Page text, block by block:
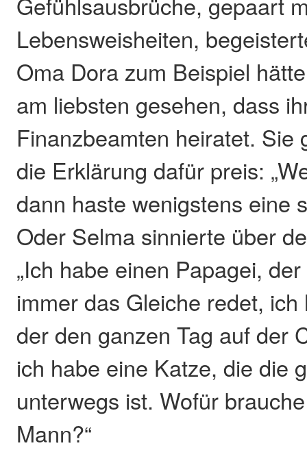
Lebensweisheiten,
Oma Dora zum Beispiel
am liebsten gesehen, dass
Finanzbeamten heiratet. Sie
die Erklärung dafür preis:
dann haste wenigstens eine
Oder Selma sinnierte über
„Ich habe einen Papagei,
immer das Gleiche redet,
der den ganzen Tag auf der
ich habe eine Katze, die die
unterwegs ist. Wofür
Mann?“